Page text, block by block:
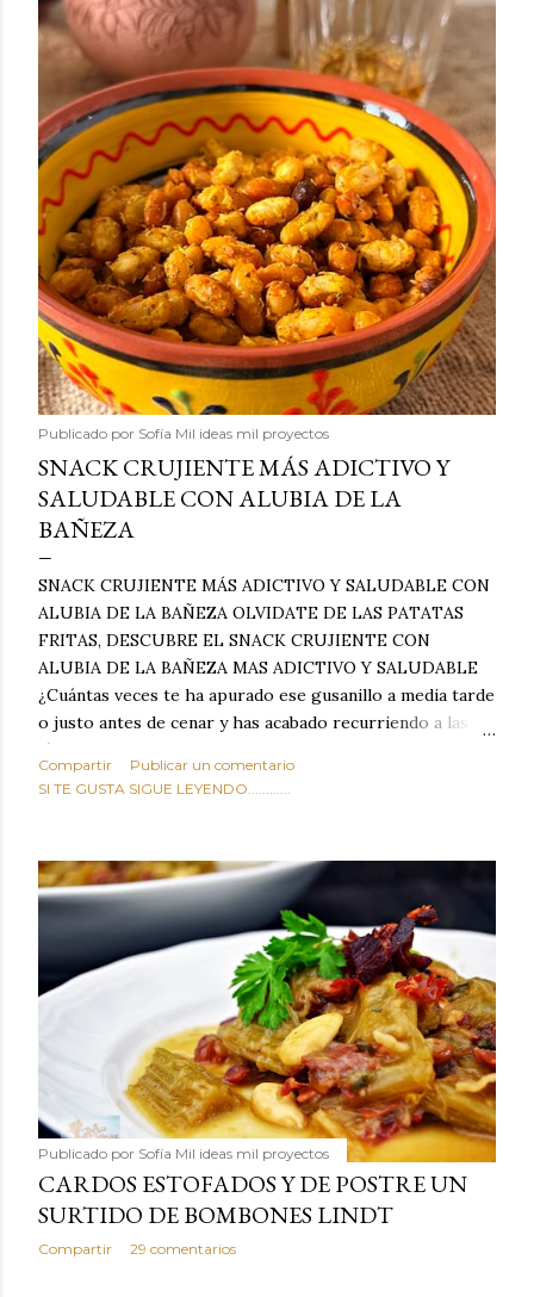
Publicado por Sofía Mil ideas mil proyectos
SNACK CRUJIENTE MÁS ADICTIVO Y
SALUDABLE CON ALUBIA DE LA
BAÑEZA
SNACK CRUJIENTE MÁS ADICTIVO Y SALUDABLE CON
ALUBIA DE LA BAÑEZA OLVIDATE DE LAS PATATAS
FRITAS, DESCUBRE EL SNACK CRUJIENTE CON
ALUBIA DE LA BAÑEZA MAS ADICTIVO Y SALUDABLE
¿Cuántas veces te ha apurado ese gusanillo a media tarde
o justo antes de cenar y has acabado recurriendo a las
típicas patatas de bolsa, frutos secos fritos o snacks
ultraprocesados llenos de grasas saturadas y sodio?
sabroso, con ese toque tostado y crujiente que tanto nos
satisface. Estas alubias crujientes al horno van a cambiar
por completo tu forma de ver las legumbres. Olvídate de
asociar las alubias únicamente a los guisos tradicionales y
copiosos de invierno. Con esta receta simple pero
revolucionaria, transformaremos un ingrediente tan
humilde como la alubia de La Bañeza en un snack ligero,
dorado, cargado de proteína y 100% natural. Es el
sustituto perfecto a los frutos se...
Compartir
Publicar un comentario
SI TE GUSTA SIGUE LEYENDO............
Publicado por Sofía Mil ideas mil proyectos
CARDOS ESTOFADOS Y DE POSTRE UN
SURTIDO DE BOMBONES LINDT
Compartir 29 comentarios